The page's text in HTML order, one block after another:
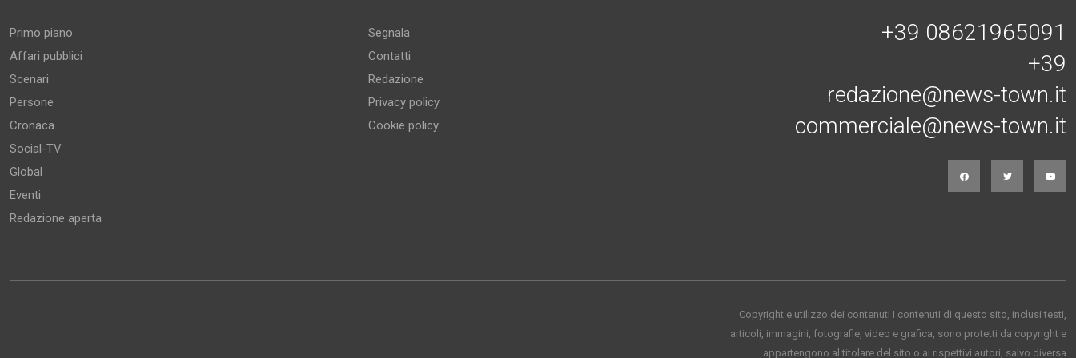
Primo piano
Affari pubblici
Scenari
Persone
Cronaca
Social-TV
Global
Eventi
Redazione aperta
Segnala
Contatti
Redazione
Privacy policy
Cookie policy
+39 08621965091
+39
redazione@news-town.it
commerciale@news-town.it
Copyright e utilizzo dei contenuti I contenuti di questo sito, inclusi testi,
articoli, immagini, fotografie, video e grafica, sono protetti da copyright e
appartengono al titolare del sito o ai rispettivi autori, salvo diversa